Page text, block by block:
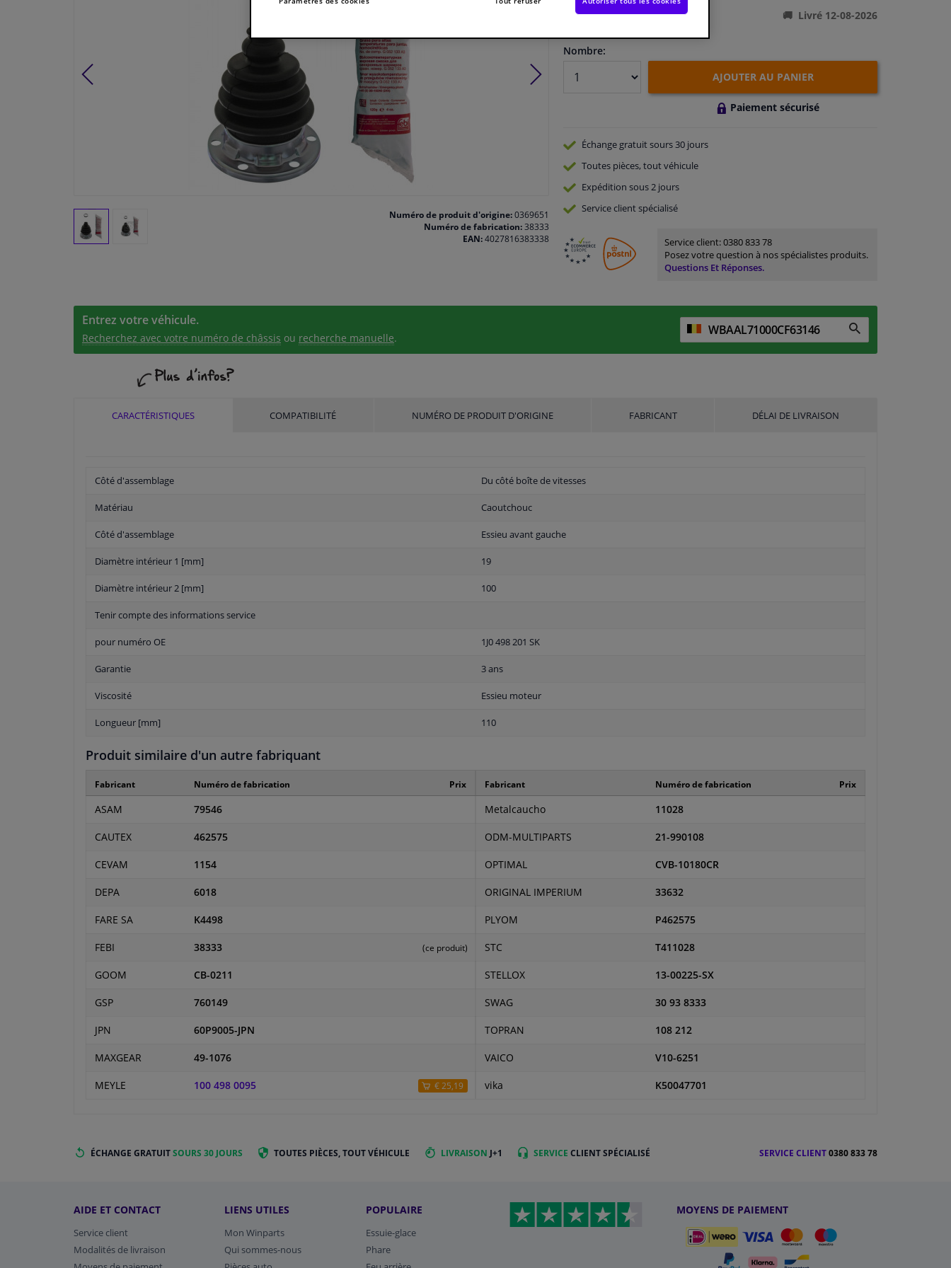
Numéro de produit d'origine:0369651
Numéro de fabrication:38333
EAN:4027816383338
Livré 12-08-2026
Nombre:
AJOUTER AU PANIER
Paiement sécurisé
Échange gratuitsours 30 jours
Toutes pièces, tout véhicule
Expédition sous 2 jours
Serviceclient spécialisé
Service client:0380 833 78
Posez votre question à nos spécialistes produits.
Questions Et Réponses.
Entrez votre véhicule.
Recherchez avec votre numéro de châssis ou recherche manuelle.
CARACTÉRISTIQUES COMPATIBILITÉ NUMÉRO DE PRODUIT D'ORIGINE FABRICANT DÉLAI DE LIVRAISON
Côté d'assemblage Du côté boîte de vitesses
Matériau Caoutchouc
Côté d'assemblage Essieu avant gauche
Diamètre intérieur 1 [mm] 19
Diamètre intérieur 2 [mm] 100
Tenir compte des informations service
pour numéro OE 1J0 498 201 SK
Garantie 3 ans
Viscosité Essieu moteur
Longueur [mm] 110
Produit similaire d'un autre fabriquant
Fabricant Numéro de fabrication Prix
ASAM 79546
CAUTEX 462575
CEVAM 1154
DEPA 6018
FARE SA K4498
FEBI 38333 (ce produit)
GOOM CB-0211
GSP 760149
JPN 60P9005-JPN
MAXGEAR 49-1076
MEYLE 100 498 0095 € 25,19
Fabricant Numéro de fabrication Prix
Metalcaucho 11028
ODM-MULTIPARTS 21-990108
OPTIMAL CVB-10180CR
ORIGINAL IMPERIUM 33632
PLYOM P462575
STC T411028
STELLOX 13-00225-SX
SWAG 30 93 8333
TOPRAN 108 212
VAICO V10-6251
vika K50047701
ÉCHANGE GRATUITSOURS 30 JOURS TOUTES PIÈCES, TOUT VÉHICULE LIVRAISON J+1 SERVICE CLIENT SPÉCIALISÉ SERVICE CLIENT0380 833 78
AIDE ET CONTACT
Service client
Modalités de livraison
LIENS UTILES
Mon Winparts
Qui sommes-nous
POPULAIRE
Essuie-glace
Phare
MOYENS DE PAIEMENT